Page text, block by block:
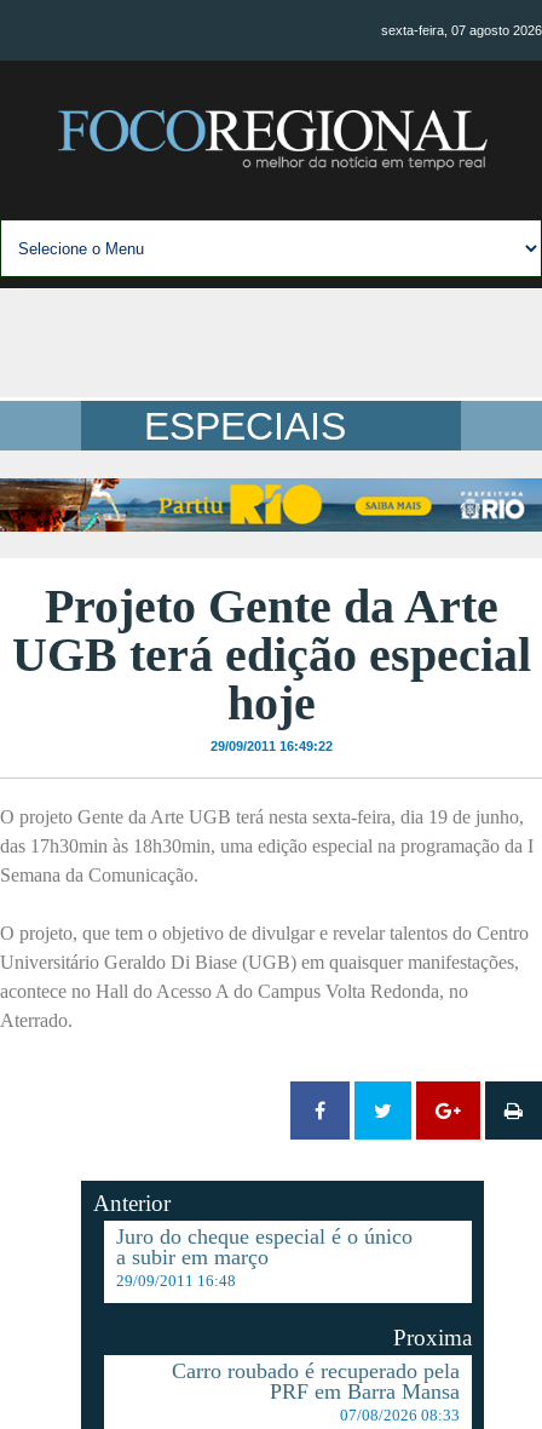
sexta-feira, 07 agosto 2026
ESPECIAIS
Projeto Gente da Arte
UGB terá edição especial
hoje
29/09/2011 16:49:22
O projeto Gente da Arte UGB terá nesta sexta-feira, dia 19 de junho,
das 17h30min às 18h30min, uma edição especial na programação da I
Semana da Comunicação.
O projeto, que tem o objetivo de divulgar e revelar talentos do Centro
Universitário Geraldo Di Biase (UGB) em quaisquer manifestações,
acontece no Hall do Acesso A do Campus Volta Redonda, no
Aterrado.
Anterior
Juro do cheque especial é o único
a subir em março
29/09/2011 16:48
Proxima
Carro roubado é recuperado pela
PRF em Barra Mansa
07/08/2026 08:33